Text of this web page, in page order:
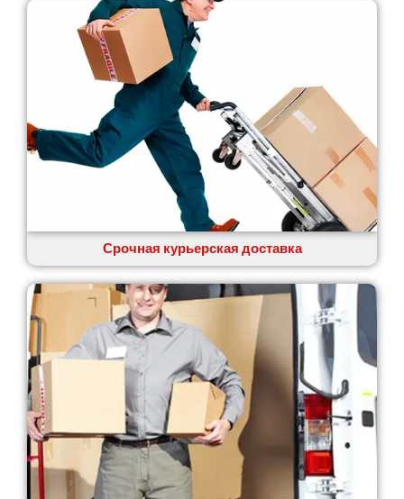
Срочная курьерская доставка